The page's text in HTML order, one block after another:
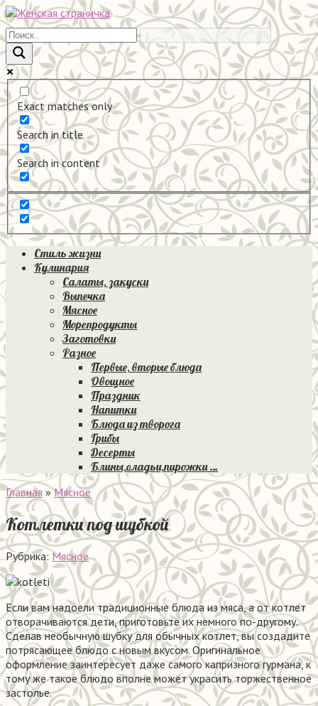
Перейти
к
контенту
Exact matches only
Search in title
Search in content
Стиль жизни
Кулинария
Салаты, закуски
Выпечка
Мясное
Морепродукты
Заготовки
Разное
Первые, вторые блюда
Овощное
Праздник
Напитки
Блюда из творога
Грибы
Десерты
Блины,оладьи,пирожки …
Главная » Мясное
Котлетки под шубкой
Рубрика: Мясное
Если вам надоели традиционные блюда из мяса, а от котлет
отворачиваются дети, приготовьте их немного по-другому.
Сделав необычную шубку для обычных котлет, вы создадите
потрясающее блюдо с новым вкусом. Оригинальное
оформление заинтересует даже самого капризного гурмана, к
тому же такое блюдо вполне может украсить торжественное
застолье.